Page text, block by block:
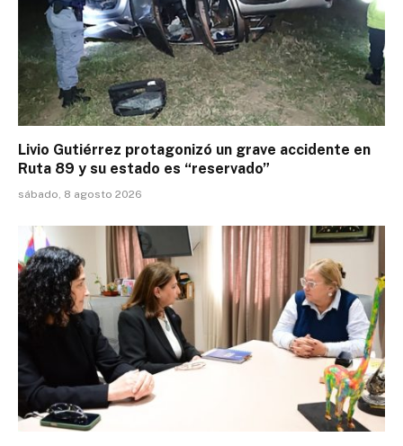
Livio Gutiérrez protagonizó un grave accidente en
Ruta 89 y su estado es “reservado”
sábado, 8 agosto 2026